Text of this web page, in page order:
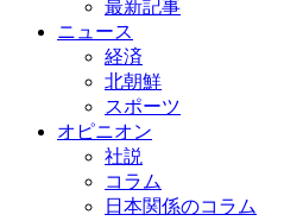
最新記事
ニュース
経済
北朝鮮
スポーツ
オピニオン
社説
コラム
日本関係のコラム